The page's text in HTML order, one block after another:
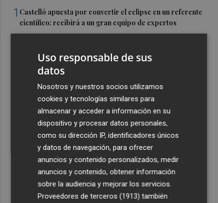
1 Castelló apuesta por convertir el eclipse en un referente
científico: recibirá a un gran equipo de expertos
Moreno, Foyth, Comesaña, Ayoze, Cardona y Logan
Costa
una lesión muscular
San Javier da viabilidad al nuevo contrato del transporte
urbano y a un hotel de cuatro estrellas en La Manga con
324 habitaciones
Estos son los estrenos que abren la cartelera en agosto:
de la comedia 'El último mono' a una nueva entrega de
'La Patrulla Canina'
Uso responsable de sus
datos
Nosotros y nuestros socios utilizamos
cookies y tecnologías similares para
almacenar y acceder a información en su
dispositivo y procesar datos personales,
como su dirección IP, identificadores únicos
y datos de navegación, para ofrecer
anuncios y contenido personalizados, medir
anuncios y contenido, obtener información
sobre la audiencia y mejorar los servicios.
Proveedores de terceros (1913) también